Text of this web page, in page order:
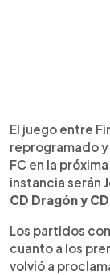
El juego entre
reprogramado
FC en la
instancia serán
CD Dragón y
Los partidos
cuanto a los
volvió a